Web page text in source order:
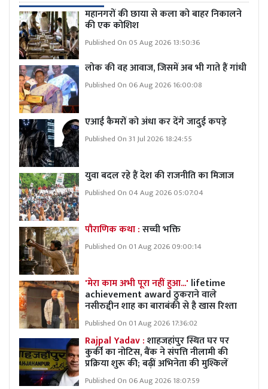
महानगरों की छाया से कला को बाहर निकालने
की एक कोशिश
Published On 05 Aug 2026 13:50:36
लोक की वह आवाज, जिसमें अब भी गाते हैं गांधी
Published On 06 Aug 2026 16:00:08
एआई कैमरों को अंधा कर देंगे जादुई कपड़े
Published On 31 Jul 2026 18:24:55
युवा बदल रहे हैं देश की राजनीति का मिजाज
Published On 04 Aug 2026 05:07:04
पौराणिक कथा :सच्ची भक्ति
Published On 01 Aug 2026 09:00:14
'मेरा काम अभी पूरा नहीं हुआ...' lifetime
achievement award ठुकराने वाले
नसीरुद्दीन शाह का बाराबंकी से है खास रिश्ता
Published On 01 Aug 2026 17:36:02
Rajpal Yadav :शाहजहांपुर स्थित घर पर
कुर्की का नोटिस, बैंक ने संपत्ति नीलामी की
प्रक्रिया शुरू की; बढ़ीं अभिनेता की मुश्किलें
Published On 06 Aug 2026 18:07:59